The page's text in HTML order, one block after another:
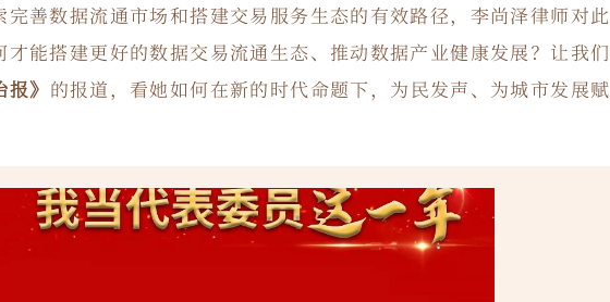
完善数据流通市场和搭建交易服务生态的有效路径，李尚泽律师对此
才能搭建更好的数据交易流通生态、推动数据产业健康发展？让我们
》 的报道，看她如何在新的时代命题下，为民发声、为城市发展赋